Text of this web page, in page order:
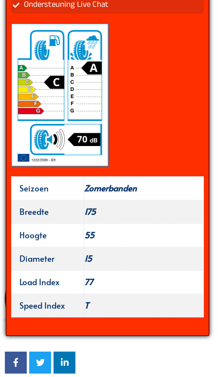
Ondersteuning Live Chat
Seizoen
Zomerbanden
Breedte
175
Hoogte
55
Diameter
15
Load Index
77
Speed Index
T